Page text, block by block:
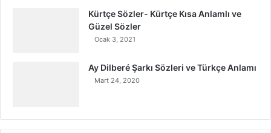
Kürtçe Sözler- Kürtçe Kısa Anlamlı ve
Güzel Sözler
Ocak 3, 2021
Ay Dilberé Şarkı Sözleri ve Türkçe Anlamı
Mart 24, 2020